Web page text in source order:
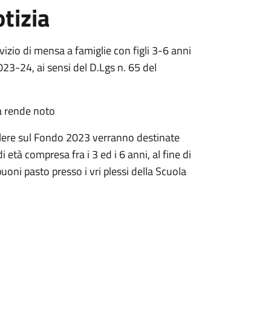
di mensa a famiglie con figli 3-6 anni
24, ai sensi del D.Lgs n. 65 del
rende noto
sul Fondo 2023 verranno destinate
età compresa fra i 3 ed i 6 anni, al fine di
pasto presso i vri plessi della Scuola